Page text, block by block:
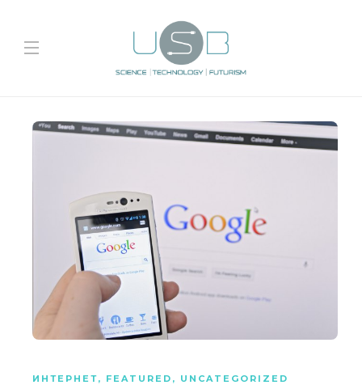
ИНТЕРНЕТ, FEATURED , UNCATEGORIZED